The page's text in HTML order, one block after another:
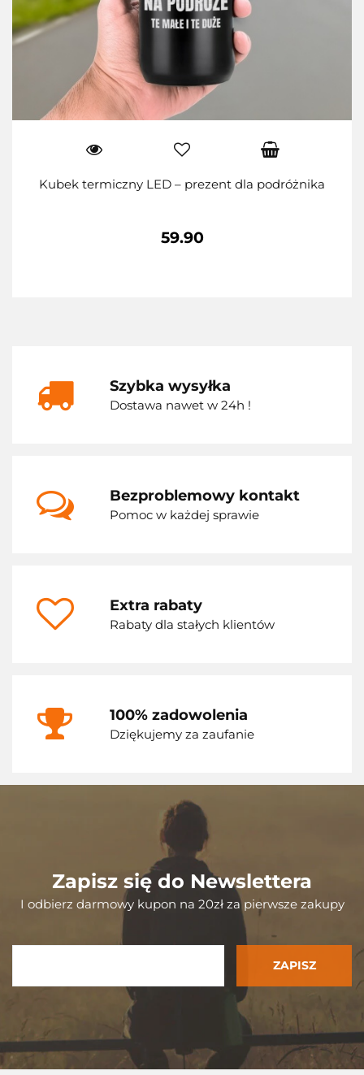
Kubek termiczny LED – prezent dla podróżnika
59.90
Szybka wysyłka
Dostawa nawet w 24h !
Bezproblemowy kontakt
Pomoc w każdej sprawie
Extra rabaty
Rabaty dla stałych klientów
100% zadowolenia
Dziękujemy za zaufanie
Zapisz się do Newslettera
I odbierz darmowy kupon na 20zł za pierwsze zakupy